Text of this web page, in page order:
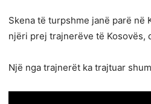
Skena të turpshme janë parë në
njëri prej trajnerëve të Kosovës,
Një nga trajnerët ka trajtuar